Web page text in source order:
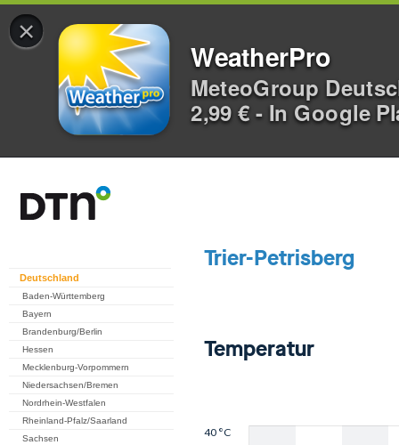
×
WeatherPro
MeteoGroup
2,99 € - In Google
Deutschland
Baden-Württemberg
Bayern
Brandenburg/Berlin
Hessen
Mecklenburg-Vorpommern
Niedersachsen/Bremen
Nordrhein-Westfalen
Rheinland-Pfalz/Saarland
Sachsen